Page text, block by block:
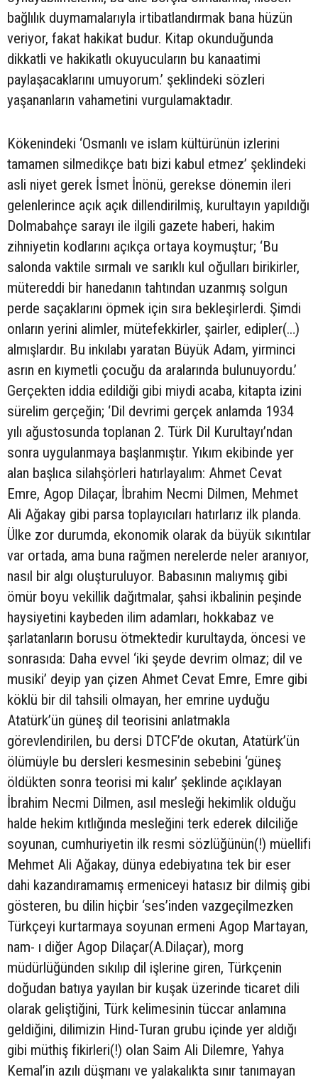
bağlılık duymamalarıyla irtibatlandırmak bana hüzün
veriyor, fakat hakikat budur. Kitap okunduğunda
dikkatli ve hakikatlı okuyucuların bu kanaatimi
paylaşacaklarını umuyorum.’ şeklindeki sözleri
yaşananların vahametini vurgulamaktadır.
Kökenindeki ‘Osmanlı ve islam kültürünün izlerini
tamamen silmedikçe batı bizi kabul etmez’ şeklindeki
asli niyet gerek İsmet İnönü, gerekse dönemin ileri
gelenlerince açık açık dillendirilmiş, kurultayın yapıldığı
Dolmabahçe sarayı ile ilgili gazete haberi, hakim
zihniyetin kodlarını açıkça ortaya koymuştur; ‘Bu
salonda vaktile sırmalı ve sarıklı kul oğulları birikirler,
mütereddi bir hanedanın tahtından uzanmış solgun
perde saçaklarını öpmek için sıra bekleşirlerdi. Şimdi
onların yerini alimler, mütefekkirler, şairler, edipler(…)
almışlardır. Bu inkılabı yaratan Büyük Adam, yirminci
asrın en kıymetli çocuğu da aralarında bulunuyordu.’
Gerçekten iddia edildiği gibi miydi acaba, kitapta izini
sürelim gerçeğin; ‘Dil devrimi gerçek anlamda 1934
yılı ağustosunda toplanan 2. Türk Dil Kurultayı’ndan
sonra uygulanmaya başlanmıştır. Yıkım ekibinde yer
alan başlıca silahşörleri hatırlayalım: Ahmet Cevat
Emre, Agop Dilaçar, İbrahim Necmi Dilmen, Mehmet
Ali Ağakay gibi parsa toplayıcıları hatırlarız ilk planda.
Ülke zor durumda, ekonomik olarak da büyük sıkıntılar
var ortada, ama buna rağmen nerelerde neler aranıyor,
nasıl bir algı oluşturuluyor. Babasının malıymış gibi
ömür boyu vekillik dağıtmalar, şahsi ikbalinin peşinde
haysiyetini kaybeden ilim adamları, hokkabaz ve
şarlatanların borusu ötmektedir kurultayda, öncesi ve
sonrasıda: Daha evvel ‘iki şeyde devrim olmaz; dil ve
musiki’ deyip yan çizen Ahmet Cevat Emre, Emre gibi
köklü bir dil tahsili olmayan, her emrine uyduğu
Atatürk’ün güneş dil teorisini anlatmakla
görevlendirilen, bu dersi DTCF’de okutan, Atatürk’ün
ölümüyle bu dersleri kesmesinin sebebini ‘güneş
öldükten sonra teorisi mi kalır’ şeklinde açıklayan
İbrahim Necmi Dilmen, asıl mesleği hekimlik olduğu
halde hekim kıtlığında mesleğini terk ederek dilciliğe
soyunan, cumhuriyetin ilk resmi sözlüğünün(!) müellifi
Mehmet Ali Ağakay, dünya edebiyatına tek bir eser
dahi kazandıramamış ermeniceyi hatasız bir dilmiş gibi
gösteren, bu dilin hiçbir ‘ses’inden vazgeçilmezken
Türkçeyi kurtarmaya soyunan ermeni Agop Martayan,
nam- ı diğer Agop Dilaçar(A.Dilaçar), morg
müdürlüğünden sıkılıp dil işlerine giren, Türkçenin
doğudan batıya yayılan bir kuşak üzerinde ticaret dili
olarak geliştiğini, Türk kelimesinin tüccar anlamına
geldiğini, dilimizin Hind-Turan grubu içinde yer aldığı
gibi müthiş fikirleri(!) olan Saim Ali Dilemre, Yahya
Kemal’in azılı düşmanı ve yalakalıkta sınır tanımayan